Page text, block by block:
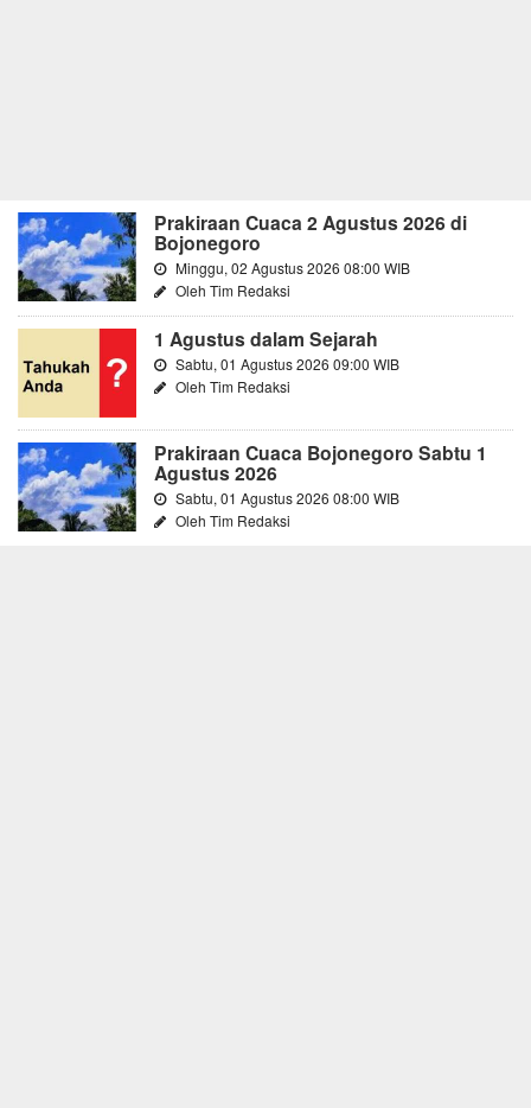
Prakiraan Cuaca 2 Agustus 2026 di
Bojonegoro
Minggu, 02 Agustus 2026 08:00 WIB
Oleh Tim Redaksi
1 Agustus dalam Sejarah
Sabtu, 01 Agustus 2026 09:00 WIB
Oleh Tim Redaksi
Prakiraan Cuaca Bojonegoro Sabtu 1
Agustus 2026
Sabtu, 01 Agustus 2026 08:00 WIB
Oleh Tim Redaksi